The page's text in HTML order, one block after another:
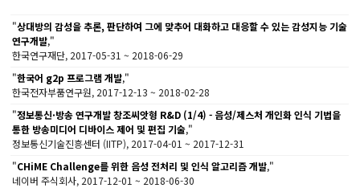
"상대방의 감성을 추론, 판단하여 그에 맞추어 대화하고 대응할 수 있는 감성지능 기술
연구개발,"
한국연구재단, 2017-05-31 ~ 2018-06-29
"한국어 g2p 프로그램 개발,"
한국전자부품연구원, 2017-12-13 ~ 2018-02-28
"정보통신·방송 연구개발 창조씨앗형 R&D (1/4) - 음성/제스처 개인화 인식 기법을
통한 방송미디어 디바이스 제어 및 편집 기술,"
정보통신기술진흥센터 (IITP), 2017-04-01 ~ 2017-12-31
"CHiME Challenge를 위한 음성 전처리 및 인식 알고리즘 개발,"
네이버 주식회사, 2017-12-01 ~ 2018-06-30